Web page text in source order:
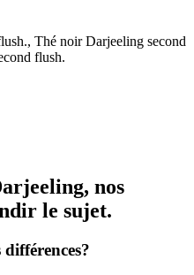
Thé noir Darjeeling second
flush.
nos
le sujet.